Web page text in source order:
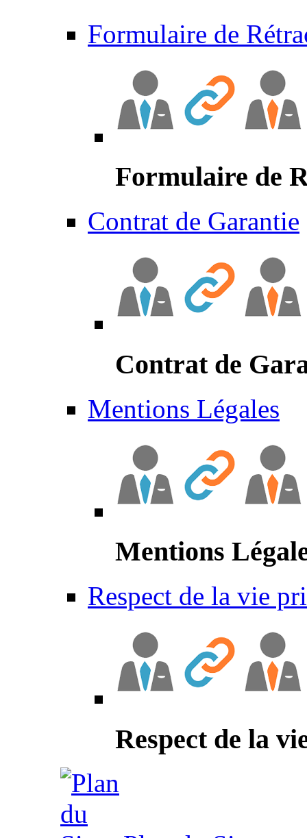
Formulaire de
Formulaire de
Contrat de Garantie
Contrat de
Mentions Légales
Mentions
Respect de la vie
Respect de la